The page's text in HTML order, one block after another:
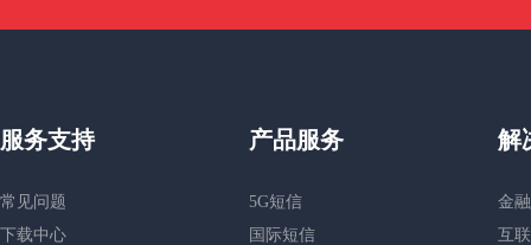
服务支持
常见问题
下载中心
产品服务
5G短信
国际短信
解
金
互